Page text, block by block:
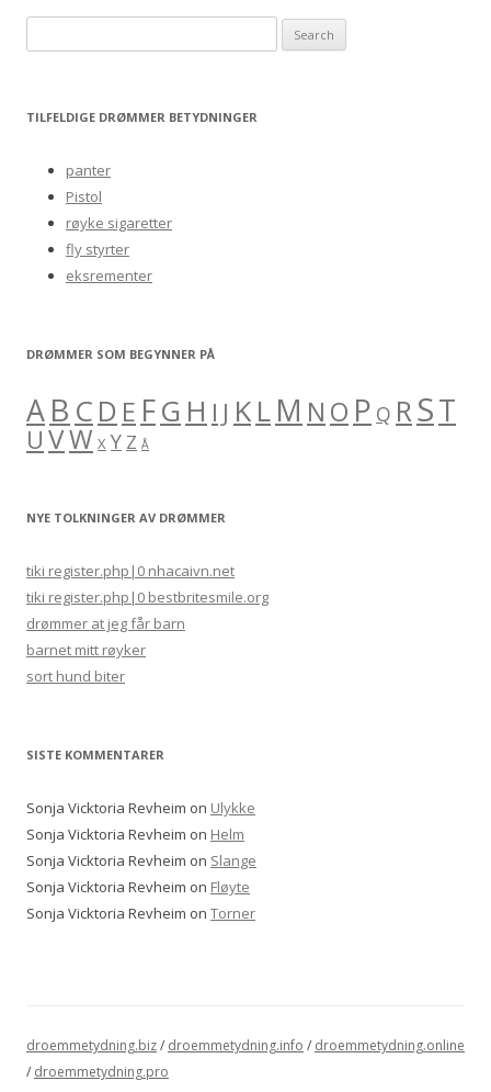
e
rTILFELDIGE DRØMMER BETYDNINGER
panter
Pistol
røyke sigaretter
fly styrter
eksrementer
DRØMMER SOM BEGYNNER PÅ
AB C D E FG H I J KLM N O P Q RST
U VW X Y Z Å
NYE TOLKNINGER AV DRØMMER
tiki register.php|0 nhacaivn.net
tiki register.php|0 bestbritesmile.org
drømmer at jeg får barn
barnet mitt røyker
sort hund biter
SISTE KOMMENTARER
Sonja Vicktoria Revheim on Ulykke
Sonja Vicktoria Revheim on Helm
Sonja Vicktoria Revheim on Slange
Sonja Vicktoria Revheim on Fløyte
Sonja Vicktoria Revheim on Torner
droemmetydning.biz/ droemmetydning.info / droemmetydning.online
/ droemmetydning.pro